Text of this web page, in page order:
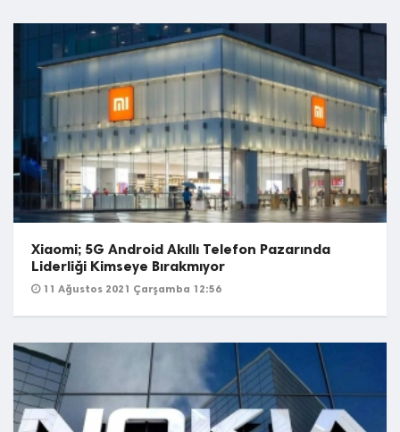
Xiaomi; 5G Android Akıllı Telefon Pazarında
Liderliği Kimseye Bırakmıyor
11 Ağustos 2021 Çarşamba 12:56